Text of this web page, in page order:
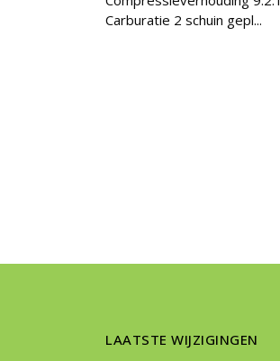
Carburatie 2 schuin gepl...
LAATSTE WIJZIGINGEN